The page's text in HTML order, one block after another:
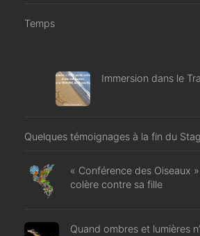
Temps
Immersion dans le
Quelques témoignages à la fin du
« Conférence des Oiseaux
colère contre sa fille
Quand ombres et lumières